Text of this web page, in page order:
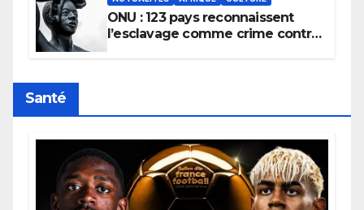
ONU : 123 pays reconnaissent
l’esclavage comme crime contre
Santé